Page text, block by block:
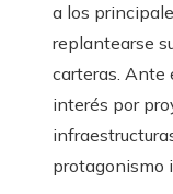
a los
replantearse
carteras. Ante
interés por
protagonismo